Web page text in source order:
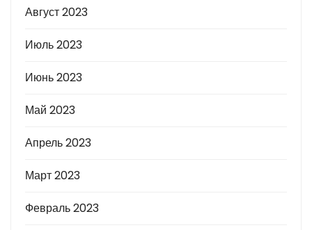
Август 2023
Июль 2023
Июнь 2023
Май 2023
Апрель 2023
Март 2023
Февраль 2023